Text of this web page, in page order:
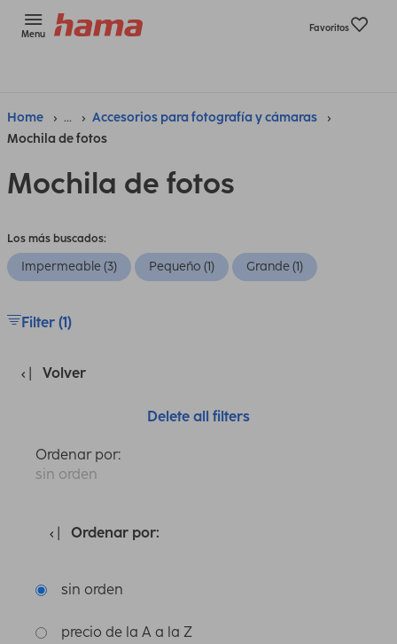
Menu
Favoritos
Home ...
Accesorios para fotografía y cámaras
Mochila de fotos
Mochila de fotos
Los más buscados:
Impermeable (3) Pequeño (1) Grande (1)
Filter (1)
Volver
Delete all filters
Ordenar por:
sin orden
Ordenar por:
sin orden
precio de la A a la Z